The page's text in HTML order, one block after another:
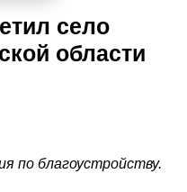
село
области
по благоустройству.